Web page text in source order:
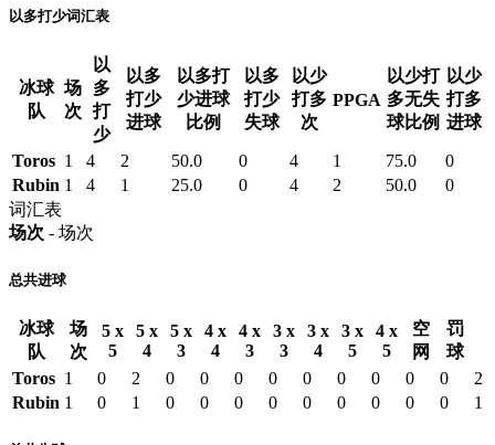
以多打少词汇表
冰球
队
场
次
以
多
打
少
以多
打少
进球
以多打
少进球
比例
以多
打少
失球
以少
打多
次
PPGA
以少打
多无失
球比例
以少
打多
进球
Toros 1 4 2 50.0 0 4 1 75.0
0
Rubin 1 4 1 25.0 0 4 2 50.0
0
词汇表
场次 - 场次
总共进球
冰球
队
场
次
5 x
5
5 x
4
5 x
3
4 x
4
4 x
3
3 x
3
3 x
4
3 x
5
4 x
5
空
网
罚
球
Toros 1 0 2 0 0 0 0 0 0 0 0 0
2
Rubin 1 0 1 0 0 0 0 0 0 0 0 0 1